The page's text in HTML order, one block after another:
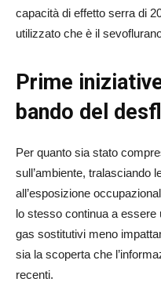
capacità di effetto serra di
utilizzato che è il
Prime
bando del
Per quanto sia stato
sull’ambiente, tralasciando
all’esposizione
lo stesso continua a
gas sostitutivi meno
sia la scoperta che
recenti.